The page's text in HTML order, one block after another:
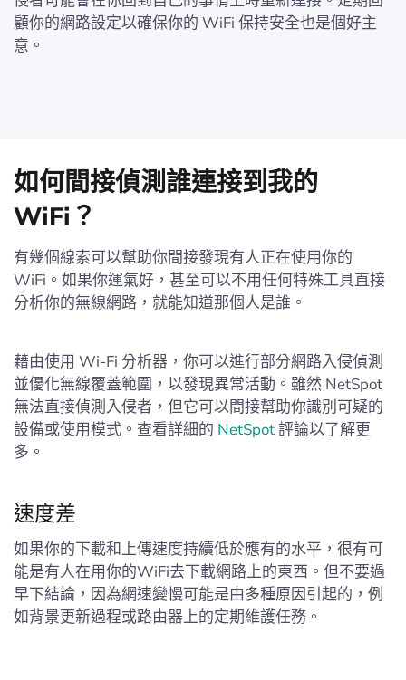
顧你的網路設定以確保你的 WiFi 保持安全也是個好主
意。
如何間接偵測誰連接到我的
WiFi？
有幾個線索可以幫助你間接發現有人正在使用你的
WiFi。如果你運氣好，甚至可以不用任何特殊工具直接
分析你的無線網路，就能知道那個人是誰。
藉由使用 Wi-Fi 分析器，你可以進行部分網路入侵偵測
並優化無線覆蓋範圍，以發現異常活動。雖然 NetSpot
無法直接偵測入侵者，但它可以間接幫助你識別可疑的
設備或使用模式。查看詳細的 NetSpot評論以了解更
多。
速度差
如果你的下載和上傳速度持續低於應有的水平，很有可
能是有人在用你的WiFi去下載網路上的東西。但不要過
早下結論，因為網速變慢可能是由多種原因引起的，例
如背景更新過程或路由器上的定期維護任務。